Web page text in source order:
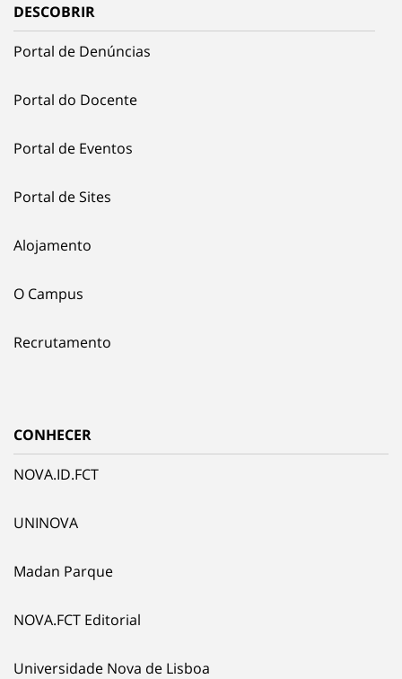
DESCOBRIR
Portal de Denúncias
Portal do Docente
Portal de Eventos
Portal de Sites
Alojamento
O Campus
Recrutamento
CONHECER
NOVA.ID.FCT
UNINOVA
Madan Parque
NOVA.FCT Editorial
Universidade Nova de Lisboa